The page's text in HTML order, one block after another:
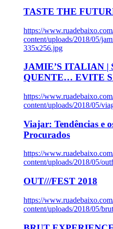
TASTE THE
https://
content/uploads/2018/05/
335x256.jpg
JAMIE’S ITALIAN |
QUENTE… EVITE
https://
content/uploads/2018/05/
Viajar: Tendências e
Procurados
https://
content/uploads/2018/05/
OUT///FEST 2018
https://
content/uploads/2018/05/